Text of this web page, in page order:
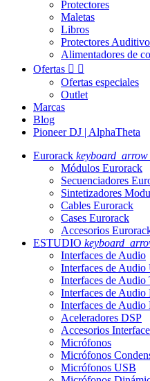
Protectores
Maletas
Libros
Protectores
Alimentadores de
Ofertas  
Ofertas especiales
Outlet
Marcas
Blog
Pioneer DJ | AlphaTheta
Eurorack
Módulos Eurorack
Secuenciadores
Sintetizadores
Cables Eurorack
Cases Eurorack
Accesorios
ESTUDIO
Interfaces de Audio
Interfaces de Audio
Interfaces de Audio
Interfaces de Audio
Interfaces de Audio
Aceleradores DSP
Accesorios
Micrófonos
Micrófonos
Micrófonos USB